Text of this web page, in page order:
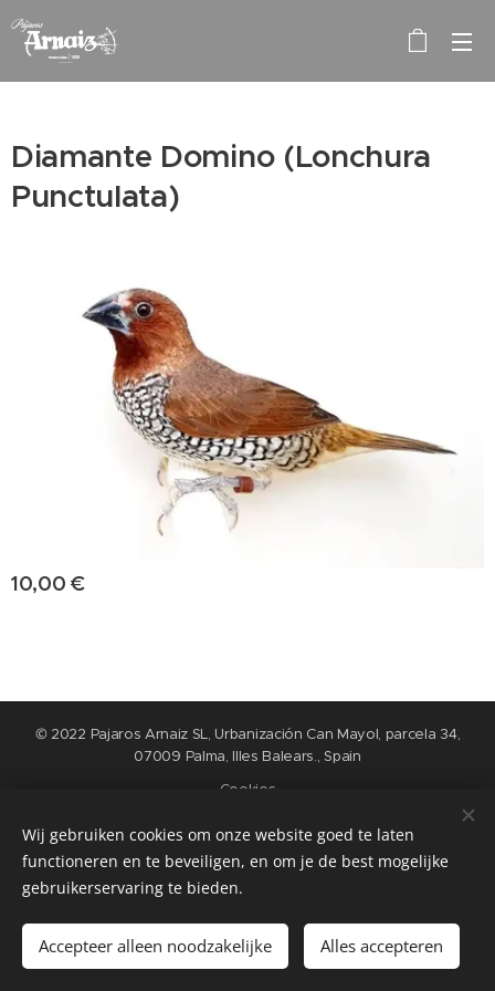
Diamante Domino (Lonchura
Punctulata)
10,00 €
Añadir a la cesta
© 2022 Pajaros Arnaiz SL, Urbanización Can Mayol, parcela 34,
07009 Palma, Illes Balears., Spain
Cookies
Idiomas
Nederlands
English Español Français
Wij gebruiken cookies om onze website goed te laten
functioneren en te beveiligen, en om je de best mogelijke
gebruikerservaring te bieden.
Accepteer alleen noodzakelijke Alles accepteren